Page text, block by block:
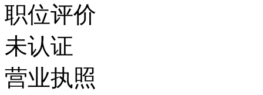
职位评价
未认证
营业执照